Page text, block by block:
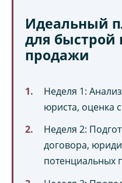
Идеальный
для быстрой
продажи
Неделя 1:
юриста, оценка
Неделя 2:
договора,
потенциальных